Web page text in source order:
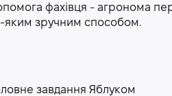
фахівця - агронома
яким зручним способом.
завдання Яблуком